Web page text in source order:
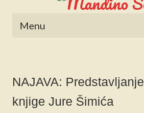
Menu
NAJAVA: Predstavljanje
knjige Jure Šimića